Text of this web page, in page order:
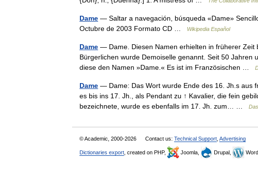
Dame — Saltar a navegación, búsqueda «Dame»
Octubre de 2003 Formato CD …
Wikipedia Español
Dame — Dame. Diesen Namen erhielten in früherer Zeit
Bürgerlichen wurde Demoiselle genannt. Seit 50
diese den Namen »Dame.« Es ist im Französischen …
Dame — Dame: Das Wort wurde Ende des 16. Jh.s aus
es bis ins 17. Jh., als Pendant zu ↑ Kavalier, die fein
bezeichnete, wurde es ebenfalls im 17. Jh. zum… …
© Academic, 2000-2026 Contact us: Technical Support Advertising
Dictionaries export , created on PHP, Joomla, Drupal,